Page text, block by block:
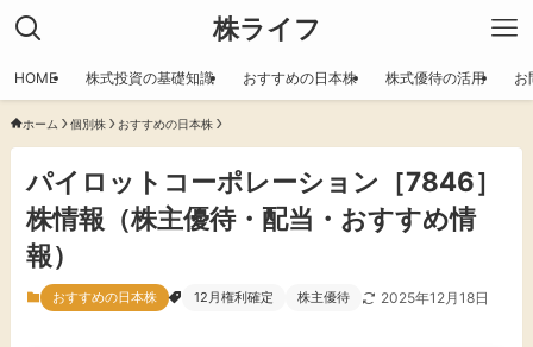
株ライフ
HOME 株式投資の基礎知識 おすすめの日本株 株式優待の活用 お
ホーム 個別株 おすすめの日本株
パイロットコーポレーション［7846］
株情報（株主優待・配当・おすすめ情
報）
おすすめの日本株 12月権利確定 株主優待 2025年12月18日